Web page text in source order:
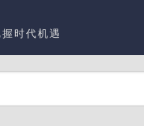
时代机遇